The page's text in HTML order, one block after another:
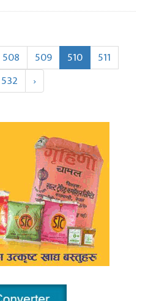
508 509 510
511
532 ›